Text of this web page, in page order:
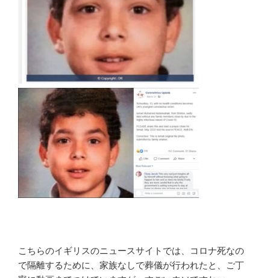
こちらのイギリスのニュースサイトでは、コロナ死なの
で隔離するために、家族なしで葬儀が行われたと、ご丁